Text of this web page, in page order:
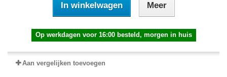
In winkelwagen Meer
Op werkdagen voor 16:00 besteld, morgen in huis
Aan vergelijken toevoegen